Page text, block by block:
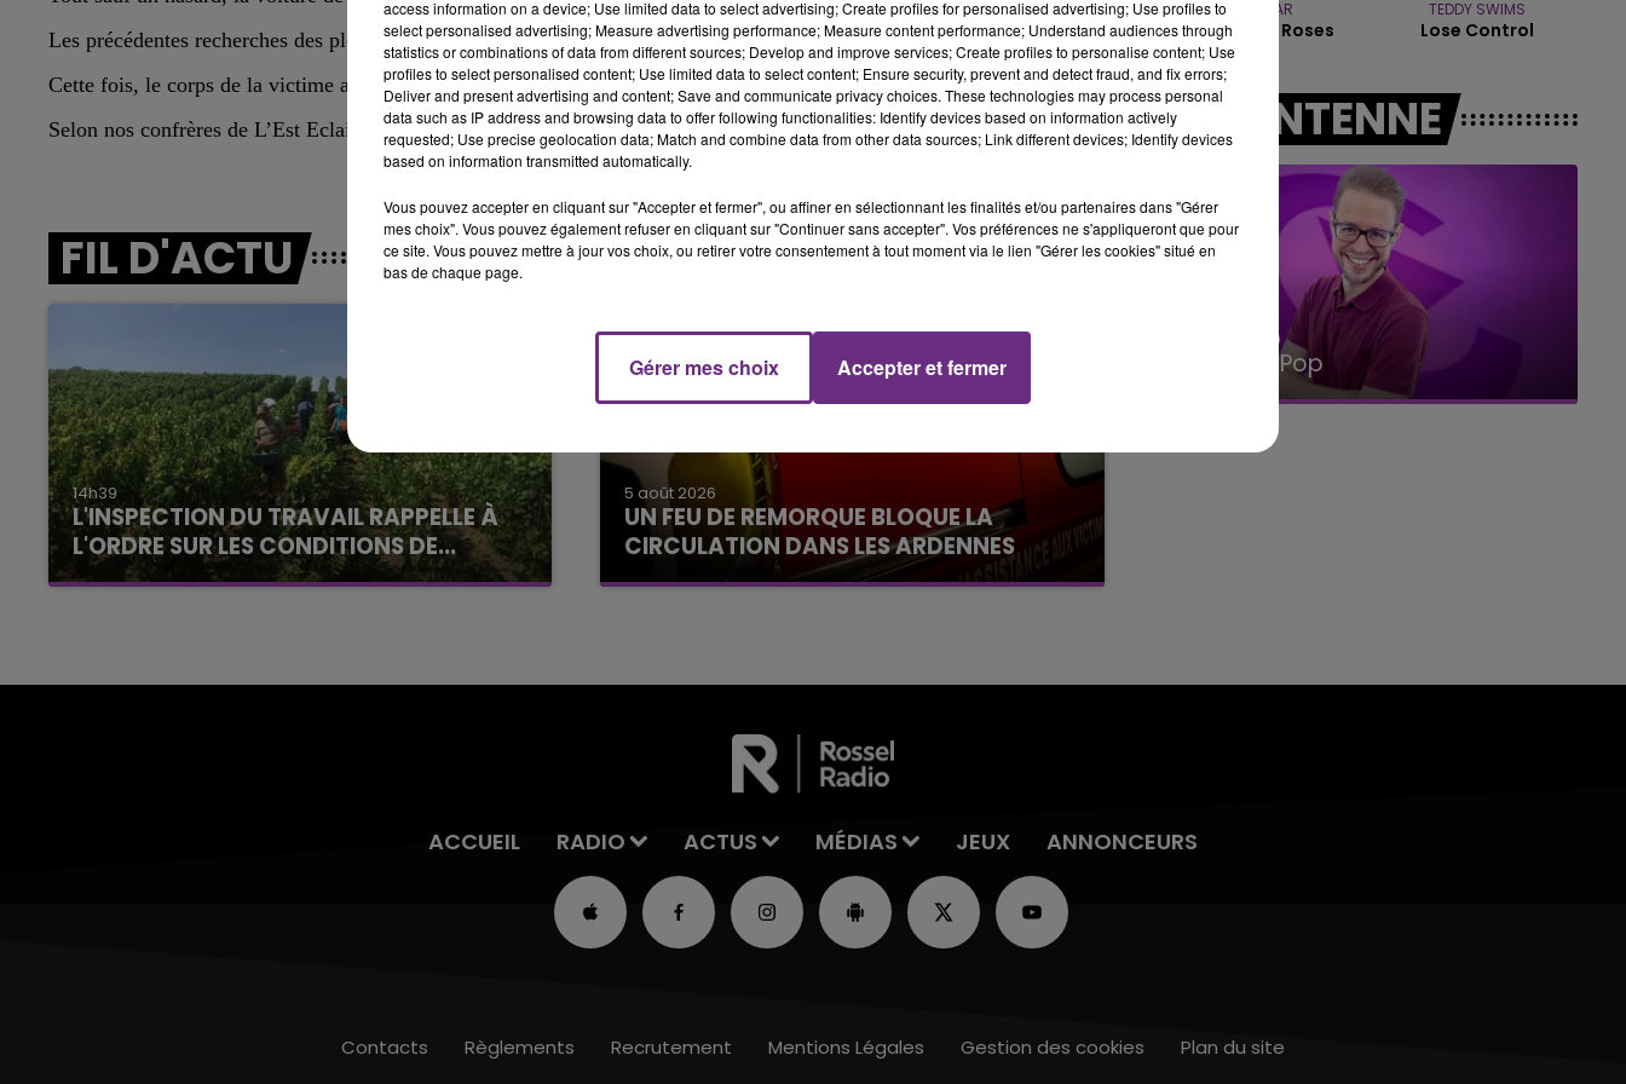
LE BEST OF DE LA FAMILLE
CHAMPAGNE FM
6h00 - 10h00
LA FAMILLE
10h00 - 14h00
LE TICKET DE CAISSE
Les précédentes recherches des plongeurs n’avaient rien donné.
Cette fois, le corps de la victime a été retrouvé presque immédiatement et remonté.
Selon nos confrères de L’Est Eclair, l’enquête devrait s’orienter vers un suicide.
FIL D'ACTU
14h39
L'INSPECTION DU TRAVAIL RAPPELLE À
L'ORDRE SUR LES CONDITIONS DE...
Alors que les dates de début des vendange
5 août 2026
UN FEU DE REMORQUE BLOQUE LA
CIRCULATION DANS LES ARDENNES
Un feu de remorque s'est déclaré ce mercredi
TEDDYBEAR
Chaussures Roses
TEDDY SWIMS
Lose Control
A L'ANTENNE
10h00 - 14h00
LE TICKET DE CAISSE
14h00 - 15h00
La Radio Pop
ACCUEIL RADIO ACTUS MÉDIAS JEUX ANNONCEURS
Contacts Règlements Recrutement Mentions Légales Gestion des cookies Plan du site
access information on a device; Use limited data to select advertising; Create profiles for personalised advertising; Use profiles to
select personalised advertising; Measure advertising performance; Measure content performance; Understand audiences through
statistics or combinations of data from different sources; Develop and improve services; Create profiles to personalise content; Use
profiles to select personalised content; Use limited data to select content; Ensure security, prevent and detect fraud, and fix errors;
Deliver and present advertising and content; Save and communicate privacy choices. These technologies may process personal
data such as IP address and browsing data to offer following functionalities: Identify devices based on information actively
requested; Use precise geolocation data; Match and combine data from other data sources; Link different devices; Identify devices
based on information transmitted automatically.
Vous pouvez accepter en cliquant sur "Accepter et fermer", ou affiner en sélectionnant les finalités et/ou partenaires dans "Gérer
mes choix". Vous pouvez également refuser en cliquant sur "Continuer sans accepter". Vos préférences ne s'appliqueront que pour
ce site. Vous pouvez mettre à jour vos choix, ou retirer votre consentement à tout moment via le lien "Gérer les cookies" situé en
bas de chaque page.
Gérer mes choix Accepter et fermer